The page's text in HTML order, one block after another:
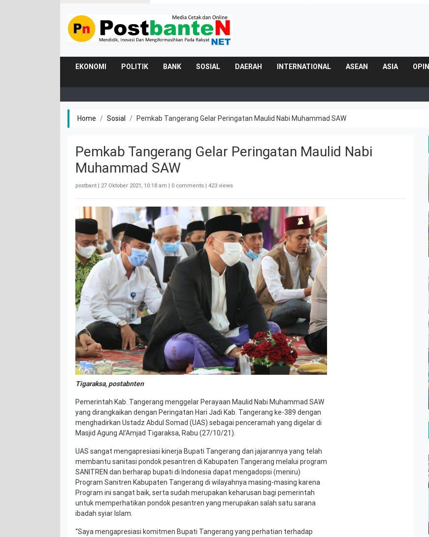
EKONOMI POLITIK BANK SOSIAL DAERAH INTERNATIONAL ASEAN ASIA OPINI
Home Sosial Pemkab Tangerang Gelar Peringatan Maulid Nabi Muhammad SAW
Pemkab Tangerang Gelar Peringatan Maulid Nabi
Muhammad SAW
postbant | 27 Oktober 2021, 10:18 am | 0 comments | 423 views
Tigaraksa, postabnten
Pemerintah Kab. Tangerang menggelar Perayaan Maulid Nabi Muhammad SAW
yang dirangkaikan dengan Peringatan Hari Jadi Kab. Tangerang ke-389 dengan
menghadirkan Ustadz Abdul Somad (UAS) sebagai penceramah yang digelar di
Masjid Agung Al’Amjad Tigaraksa, Rabu (27/10/21).
UAS sangat mengapresiasi kinerja Bupati Tangerang dan jajarannya yang telah
membantu sanitasi pondok pesantren di Kabupaten Tangerang melalui program
SANITREN dan berharap bupati di Indonesia dapat mengadopsi (meniru)
Program Sanitren Kabupaten Tangerang di wilayahnya masing-masing karena
Program ini sangat baik, serta sudah merupakan keharusan bagi pemerintah
untuk memperhatikan pondok pesantren yang merupakan salah satu sarana
ibadah syiar Islam.
“Saya mengapresiasi komitmen Bupati Tangerang yang perhatian terhadap